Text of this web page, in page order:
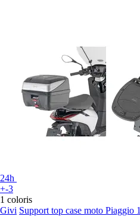
24h
+-3
1 coloris
Givi Support top case moto Piaggio 1